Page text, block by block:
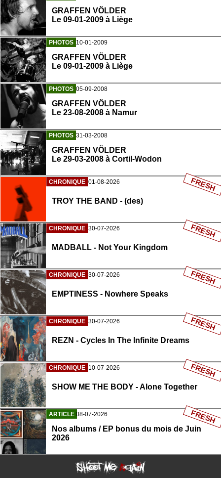
GRAFFEN VÖLDER
Le 09-01-2009 à Liège
PHOTOS 10-01-2009
GRAFFEN VÖLDER
Le 09-01-2009 à Liège
PHOTOS 05-09-2008
GRAFFEN VÖLDER
Le 23-08-2008 à Namur
PHOTOS 31-03-2008
GRAFFEN VÖLDER
Le 29-03-2008 à Cortil-Wodon
CHRONIQUE 01-08-2026
TROY THE BAND - (des)
FRESH
CHRONIQUE 30-07-2026
MADBALL - Not Your Kingdom
FRESH
CHRONIQUE 30-07-2026
EMPTINESS - Nowhere Speaks
FRESH
CHRONIQUE 30-07-2026
REZN - Cycles In The Infinite Dreams
FRESH
CHRONIQUE 10-07-2026
SHOW ME THE BODY - Alone Together
FRESH
ARTICLE 08-07-2026
Nos albums / EP bonus du mois de Juin
2026
FRESH